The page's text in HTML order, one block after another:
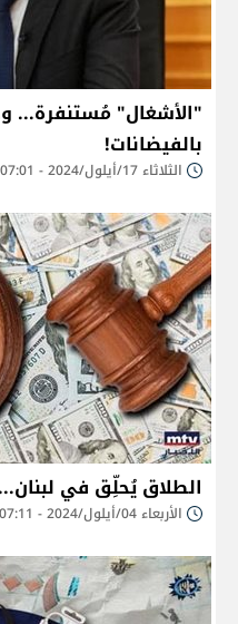
"الأشغال" مُستنفرة...
بالفيضانات!
الثلاثاء 17/أيلول/2024 - 07:01 ص
الطلاق يُحلِّق في
الأربعاء 04/أيلول/2024 - 07:11 ص